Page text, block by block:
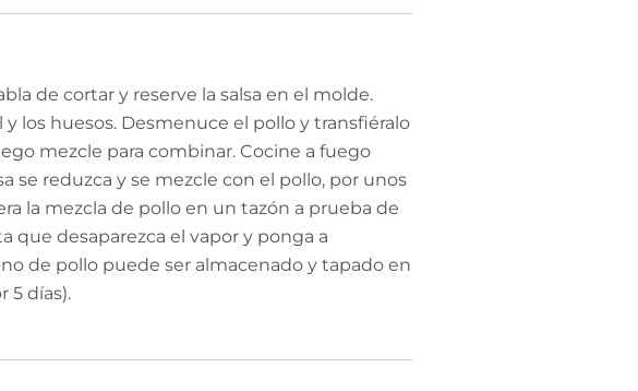
de cortar y reserve la salsa en el molde.
los huesos. Desmenuce el pollo y transfiéralo
mezcle para combinar. Cocine a fuego
se reduzca y se mezcle con el pollo, por unos
la mezcla de pollo en un tazón a prueba de
que desaparezca el vapor y ponga a
de pollo puede ser almacenado y tapado en
5 días).